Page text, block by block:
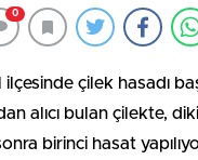
0
ilçesinde çilek hasadı
alıcı bulan çilekte,
birinci hasat